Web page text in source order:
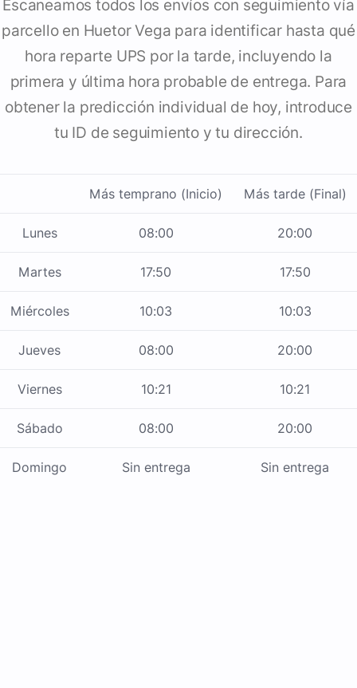
Escaneamos todos los envíos con seguimiento vía
parcello en Huetor Vega para identificar hasta qué
hora reparte UPS por la tarde, incluyendo la
primera y última hora probable de entrega. Para
obtener la predicción individual de hoy, introduce
tu ID de seguimiento y tu dirección.
Más temprano (Inicio) Más tarde (Final)
Lunes 08:00 20:00
Martes 17:50 17:50
Miércoles 10:03 10:03
Jueves 08:00 20:00
Viernes 10:21 10:21
Sábado 08:00 20:00
Domingo Sin entrega Sin entrega